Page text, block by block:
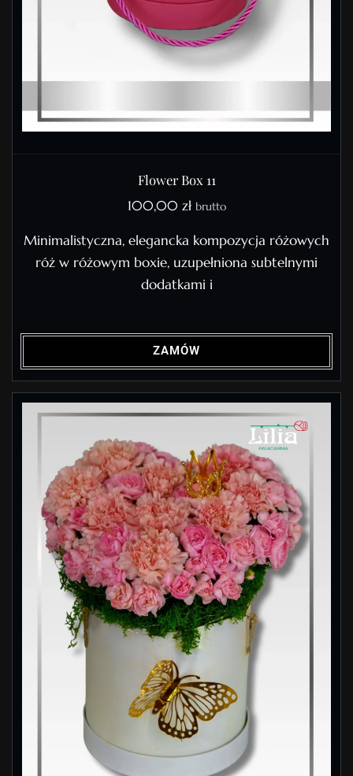
Flower Box 11
100,00 zł brutto
Minimalistyczna, elegancka kompozycja różowych
róż w różowym boxie, uzupełniona subtelnymi
dodatkami i
ZAMÓW